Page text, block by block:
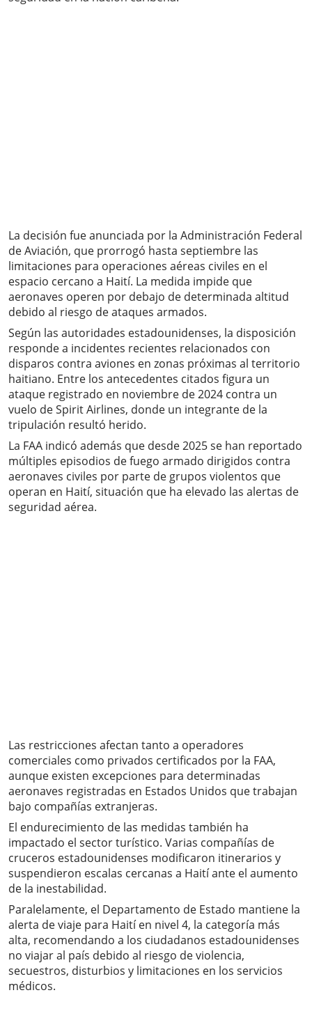
La decisión fue anunciada por la Administración Federal
de Aviación, que prorrogó hasta septiembre las
limitaciones para operaciones aéreas civiles en el
espacio cercano a Haití. La medida impide que
aeronaves operen por debajo de determinada altitud
debido al riesgo de ataques armados.
Según las autoridades estadounidenses, la disposición
responde a incidentes recientes relacionados con
disparos contra aviones en zonas próximas al territorio
haitiano. Entre los antecedentes citados figura un
ataque registrado en noviembre de 2024 contra un
vuelo de Spirit Airlines, donde un integrante de la
tripulación resultó herido.
La FAA indicó además que desde 2025 se han reportado
múltiples episodios de fuego armado dirigidos contra
aeronaves civiles por parte de grupos violentos que
operan en Haití, situación que ha elevado las alertas de
seguridad aérea.
Las restricciones afectan tanto a operadores
comerciales como privados certificados por la FAA,
aunque existen excepciones para determinadas
aeronaves registradas en Estados Unidos que trabajan
bajo compañías extranjeras.
El endurecimiento de las medidas también ha
impactado el sector turístico. Varias compañías de
cruceros estadounidenses modificaron itinerarios y
suspendieron escalas cercanas a Haití ante el aumento
de la inestabilidad.
Paralelamente, el Departamento de Estado mantiene la
alerta de viaje para Haití en nivel 4, la categoría más
alta, recomendando a los ciudadanos estadounidenses
no viajar al país debido al riesgo de violencia,
secuestros, disturbios y limitaciones en los servicios
médicos.